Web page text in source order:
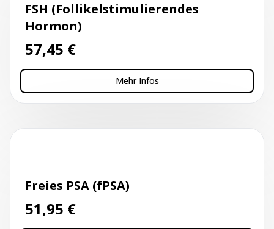
FSH (Follikelstimulierendes
Hormon)
57,45 €
Mehr Infos
Freies PSA (fPSA)
51,95 €